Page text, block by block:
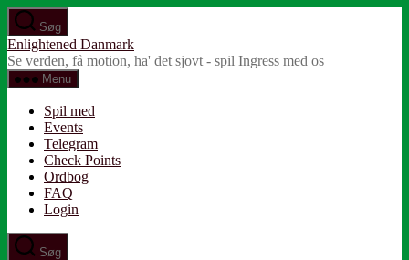
Spring
til
indholdet
Søg
Enlightened Danmark
Se verden, få motion, ha' det sjovt - spil Ingress med os
Menu
Spil med
Events
Telegram
Check Points
Ordbog
FAQ
Login
Søg